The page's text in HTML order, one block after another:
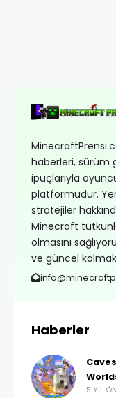
haberleri, sürüm
ipuçlarıyla
platformudur.
stratejiler
Minecraft
olmasını
ve güncel
Haberler
5 YIL